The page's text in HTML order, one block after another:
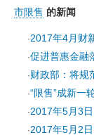
市限售 的新闻
·2017年4月财
·促进普惠金
·财政部：将规
·“限售”成新一
·2017年5月3
·2017年5月2